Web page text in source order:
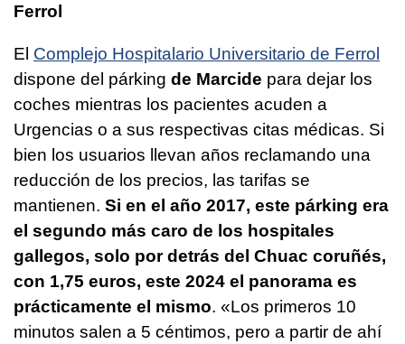
Ferrol
El Complejo Hospitalario Universitario de Ferrol
dispone del párking de Marcide para dejar los
coches mientras los pacientes acuden a
Urgencias o a sus respectivas citas médicas. Si
bien los usuarios llevan años reclamando una
reducción de los precios, las tarifas se
mantienen. Si en el año 2017, este párking era
el segundo más caro de los hospitales
gallegos, solo por detrás del Chuac coruñés,
con 1,75 euros, este 2024 el panorama es
prácticamente el mismo. «Los primeros 10
minutos salen a 5 céntimos, pero a partir de ahí